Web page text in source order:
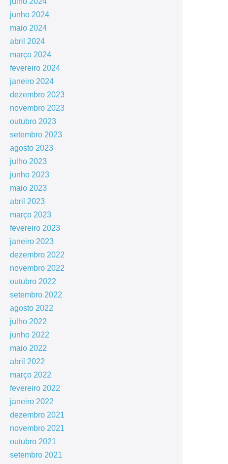
junho 2024
maio 2024
abril 2024
março 2024
fevereiro 2024
janeiro 2024
dezembro 2023
novembro 2023
outubro 2023
setembro 2023
agosto 2023
julho 2023
junho 2023
maio 2023
abril 2023
março 2023
fevereiro 2023
janeiro 2023
dezembro 2022
novembro 2022
outubro 2022
setembro 2022
agosto 2022
julho 2022
junho 2022
maio 2022
abril 2022
março 2022
fevereiro 2022
janeiro 2022
dezembro 2021
novembro 2021
outubro 2021
setembro 2021